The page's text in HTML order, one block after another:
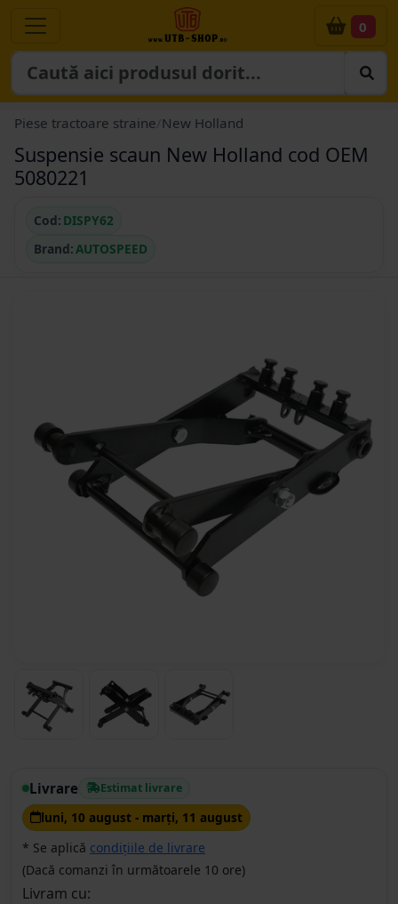
0
Piese tractoare straine New Holland
Suspensie scaun New Holland cod OEM
5080221
Cod: DISPY62
Brand:AUTOSPEED
Livrare Estimat livrare
luni, 10 august - marţi, 11 august
* Se aplică condițiile de livrare
(Dacă comanzi în următoarele 10 ore)
Livram cu: